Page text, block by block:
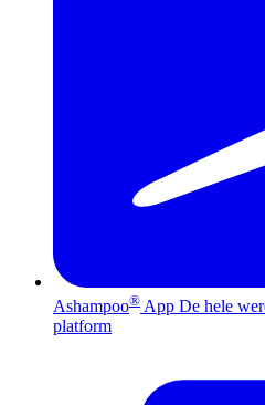
Ashampoo® App De hele
platform